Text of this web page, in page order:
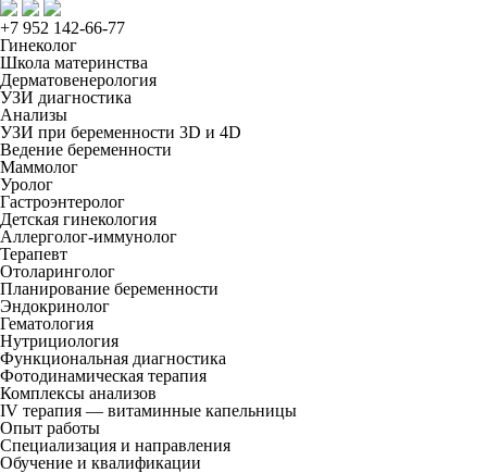
+7 952 142-66-77
Гинеколог
Школа материнства
Дерматовенерология
УЗИ диагностика
Анализы
УЗИ при беременности 3D и 4D
Ведение беременности
Маммолог
Уролог
Гастроэнтеролог
Детская гинекология
Аллерголог-иммунолог
Терапевт
Отоларинголог
Планирование беременности
Эндокринолог
Гематология
Нутрициология
Функциональная диагностика
Фотодинамическая терапия
Комплексы анализов
IV терапия — витаминные капельницы
Опыт работы
Специализация и направления
Обучение и квалификации